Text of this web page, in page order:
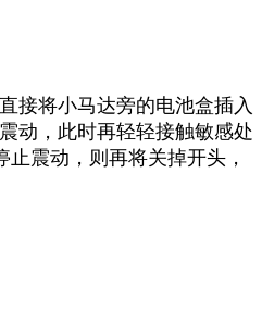
接将小马达旁的电池盒插入
动，此时再轻轻接触敏感处
震动，则再将关掉开头，